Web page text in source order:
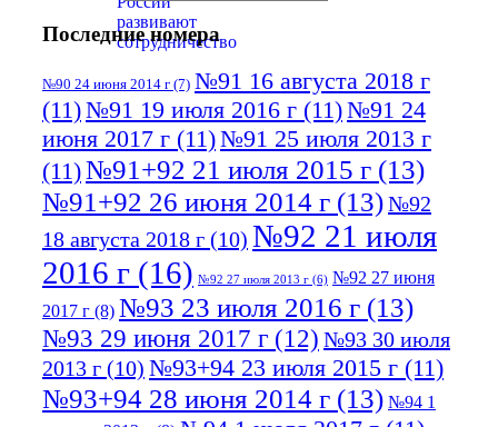
Последние номера
№90 24 июня 2014 г (7) №91 16 августа 2018 г
(11)№91 19 июля 2016 г (11)№91 24
июня 2017 г (11)№91 25 июля 2013 г
(11)№91+92 21 июля 2015 г (13)
№91+92 26 июня 2014 г (13)№92
18 августа 2018 г (10) №92 21 июля
2016 г (16) №92 27 июля 2013 г (6) №92 27 июня
2017 г (8) №93 23 июля 2016 г (13)
№93 29 июня 2017 г (12) №93 30 июля
2013 г (10) №93+94 23 июля 2015 г (11)
№93+94 28 июня 2014 г (13) №94 1